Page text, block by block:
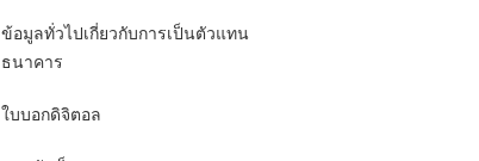
ข้อมูลทั่วไปเกี่ยวกับการเป็นตัวแทน
ธนาคาร
ใบบอกดิจิตอล